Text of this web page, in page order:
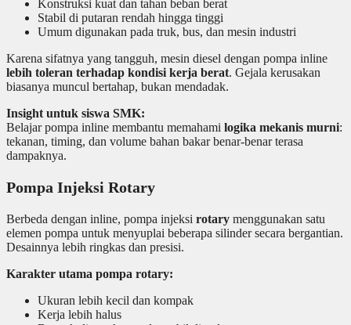
Konstruksi kuat dan tahan beban berat
Stabil di putaran rendah hingga tinggi
Umum digunakan pada truk, bus, dan mesin industri
Karena sifatnya yang tangguh, mesin diesel dengan pompa inline
lebih toleran terhadap kondisi kerja berat. Gejala kerusakan
biasanya muncul bertahap, bukan mendadak.
Insight untuk siswa SMK:
Belajar pompa inline membantu memahami logika mekanis murni:
tekanan, timing, dan volume bahan bakar benar-benar terasa
dampaknya.
Pompa Injeksi Rotary
Berbeda dengan inline, pompa injeksi rotary menggunakan satu
elemen pompa untuk menyuplai beberapa silinder secara bergantian.
Desainnya lebih ringkas dan presisi.
Karakter utama pompa rotary:
Ukuran lebih kecil dan kompak
Kerja lebih halus